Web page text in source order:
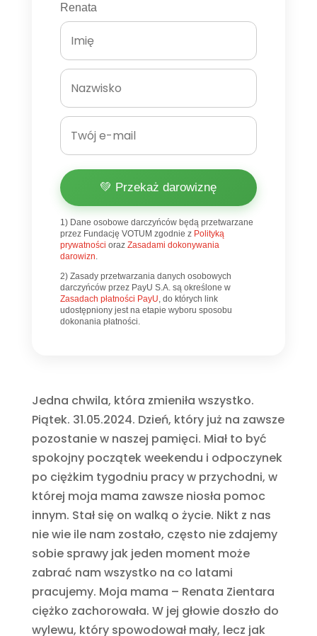
Renata
💚 Przekaż darowiznę
1) Dane osobowe darczyńców będą przetwarzane
przez Fundację VOTUM zgodnie z Polityką
prywatności oraz Zasadami dokonywania
darowizn.
2) Zasady przetwarzania danych osobowych
darczyńców przez PayU S.A. są określone w
Zasadach płatności PayU, do których link
udostępniony jest na etapie wyboru sposobu
dokonania płatności.
Jedna chwila, która zmieniła wszystko.
Piątek. 31.05.2024. Dzień, który już na zawsze
pozostanie w naszej pamięci. Miał to być
spokojny początek weekendu i odpoczynek
po ciężkim tygodniu pracy w przychodni, w
której moja mama zawsze niosła pomoc
innym. Stał się on walką o życie. Nikt z nas
nie wie ile nam zostało, często nie zdajemy
sobie sprawy jak jeden moment może
zabrać nam wszystko na co latami
pracujemy. Moja mama – Renata Zientara
ciężko zachorowała. W jej głowie doszło do
wylewu, który spowodował mały, lecz jak